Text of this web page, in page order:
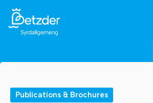
Publications & Brochures